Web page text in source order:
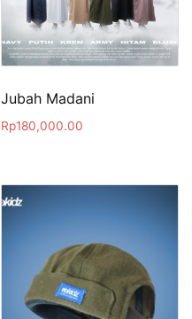
Jubah Madani
Rp180,000.00